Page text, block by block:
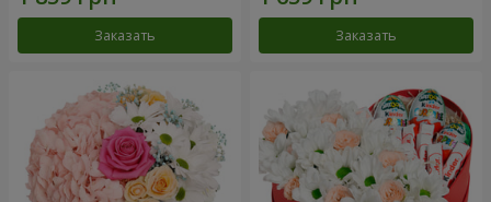
Заказать Заказать